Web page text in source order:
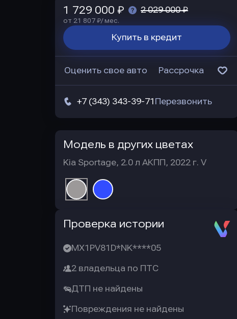
1 729 000 ₽ 2 029 000 ₽
от 21 807 ₽/ мес.
Купить в кредит
Оценить свое авто Рассрочка
+7 (343) 343-39-71 Перезвонить
Модель в других цветах
Kia Sportage, 2.0 л АКПП, 2022 г. V
Проверка истории
MX1PV81D*NK****05
2 владельца по ПТС
ДТП не найдены
Повреждения не найдены